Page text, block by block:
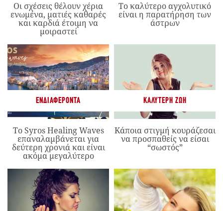
Οι σχέσεις θέλουν χέρια
ενωμένα, ματιές καθαρές
και καρδιά έτοιμη να
μοιραστεί
Το καλύτερο αγχολυτικό
είναι η παρατήρηση των
άστρων
ΕΝΔΙΑΦΈΡΟΝΤΑ
Το Syros Healing Waves
επαναλαμβάνεται για
δεύτερη χρονιά και είναι
ακόμα μεγαλύτερο
ΚΑΛΎΤΕΡΗ ΖΩΉ
Κάποια στιγμή κουράζεσαι
να προσπαθείς να είσαι
“σωστός”